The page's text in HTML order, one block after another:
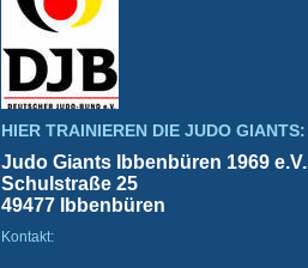
HIER TRAINIEREN DIE JUDO GIANTS:
Judo Giants Ibbenbüren 1969 e.V.
Schulstraße 25
49477 Ibbenbüren
Kontakt: